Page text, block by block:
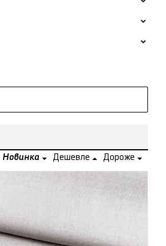
Новинка Дешевле Дороже